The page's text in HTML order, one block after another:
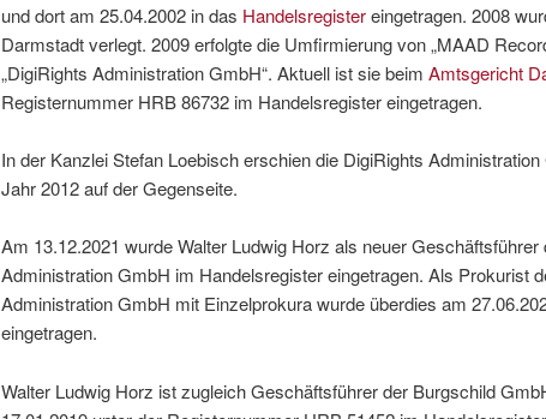
und dort am 25.04.2002 in das Handelsregistereingetragen. 2008
Darmstadt verlegt. 2009 erfolgte die Umfirmierung von „MAAD
„DigiRights Administration GmbH“. Aktuell ist sie beim Amtsgericht
Registernummer HRB 86732 im Handelsregister eingetragen.
In der Kanzlei Stefan Loebisch erschien die DigiRights
Jahr 2012 auf der Gegenseite.
Am 13.12.2021 wurde Walter Ludwig Horz als neuer Geschäftsführer
Administration GmbH im Handelsregister eingetragen. Als Prokurist
Administration GmbH mit Einzelprokura wurde überdies am
eingetragen.
Walter Ludwig Horz ist zugleich Geschäftsführer der Burgschild